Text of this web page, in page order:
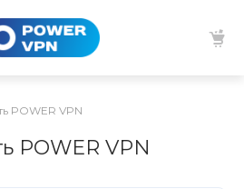
POWER VPN
POWER VPN